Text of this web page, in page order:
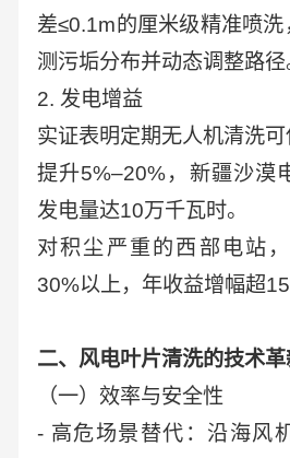
差≤0.1m的厘米级精准喷
测污垢分布并动态调整路径
2. 发电增益
实证表明定期无人机清洗
提升5%–20%，新疆沙漠
发电量达10万千瓦时。
对积尘严重的西部电站
30%以上，年收益增幅超
二、风电叶片清洗的技术革
（一）效率与安全性
- 高危场景替代：沿海风